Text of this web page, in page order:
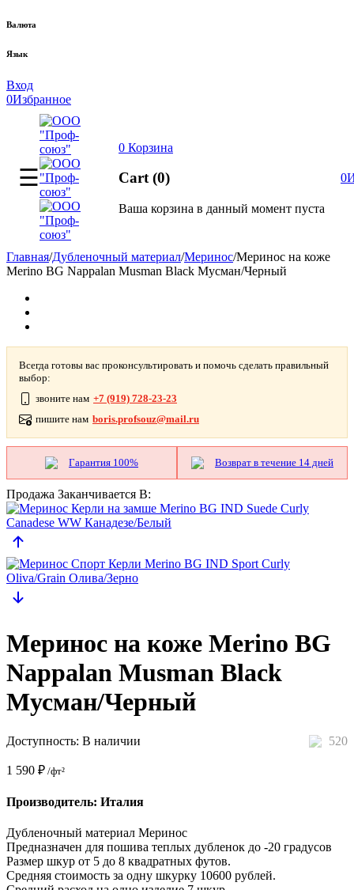
Валюта
Язык
Вход
0Избранное
0 Корзина
Cart (0)
Ваша корзина в данный момент пуста
0
Главная/Дубленочный материал/Меринос/Меринос на коже
Merino BG Nappalan Musman Black Мусман/Черный
Всегда готовы вас проконсультировать и помочь сделать правильный
выбор:
звоните нам +7 (919) 728-23-23
пишите нам boris.profsouz@mail.ru
Гарантия 100% Возврат в течение 14 дней
Продажа Заканчивается В:
Меринос на коже Merino BG
Nappalan Musman Black
Мусман/Черный
520
Доступность: В наличии
1 590 ₽ /фт²
Производитель: Италия
Дубленочный материал Меринос
Предназначен для пошива теплых дубленок до -20 градусов
Размер шкур от 5 до 8 квадратных футов.
Средняя стоимость за одну шкурку 10600 рублей.